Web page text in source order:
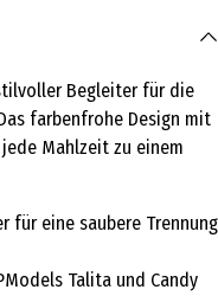
Begleiter für die
farbenfrohe Design mit
Mahlzeit zu einem
für eine saubere Trennung
Talita und Candy